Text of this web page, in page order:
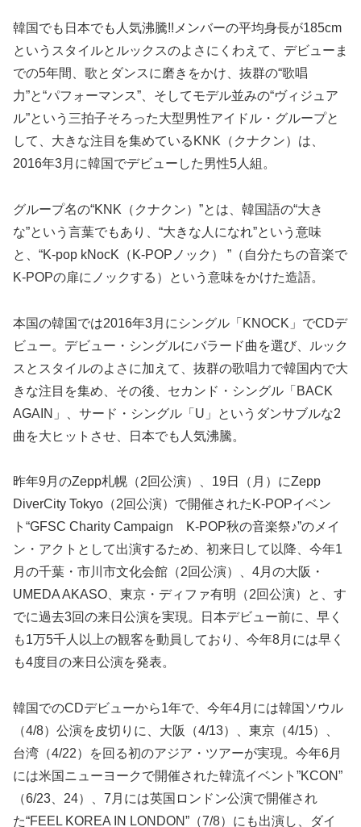
韓国でも日本でも人気沸騰!!メンバーの平均身長が185cm
というスタイルとルックスのよさにくわえて、デビューま
での5年間、歌とダンスに磨きをかけ、抜群の“歌唱
力”と“パフォーマンス”、そしてモデル並みの“ヴィジュア
ル”という三拍子そろった大型男性アイドル・グループと
して、大きな注目を集めているKNK（クナクン）は、
2016年3月に韓国でデビューした男性5人組。
グループ名の“KNK（クナクン）”とは、韓国語の“大き
な”という言葉でもあり、“大きな人になれ”という意味
と、“K-pop kNocK（K-POPノック） ”（自分たちの音楽で
K-POPの扉にノックする）という意味をかけた造語。
本国の韓国では2016年3月にシングル「KNOCK」でCDデ
ビュー。デビュー・シングルにバラード曲を選び、ルック
スとスタイルのよさに加えて、抜群の歌唱力で韓国内で大
きな注目を集め、その後、セカンド・シングル「BACK
AGAIN」、サード・シングル「U」というダンサブルな2
曲を大ヒットさせ、日本でも人気沸騰。
昨年9月のZepp札幌（2回公演）、19日（月）にZepp
DiverCity Tokyo（2回公演）で開催されたK-POPイベン
ト“GFSC Charity Campaign K-POP秋の音楽祭♪”のメイ
ン・アクトとして出演するため、初来日して以降、今年1
月の千葉・市川市文化会館（2回公演）、4月の大阪・
UMEDA AKASO、東京・ディファ有明（2回公演）と、す
でに過去3回の来日公演を実現。日本デビュー前に、早く
も1万5千人以上の観客を動員しており、今年8月には早く
も4度目の来日公演を発表。
韓国でのCDデビューから1年で、今年4月には韓国ソウル
（4/8）公演を皮切りに、大阪（4/13）、東京（4/15）、
台湾（4/22）を回る初のアジア・ツアーが実現。今年6月
には米国ニューヨークで開催された韓流イベント”KCON”
（6/23、24）、7月には英国ロンドン公演で開催され
た“FEEL KOREA IN LONDON”（7/8）にも出演し、ダイ